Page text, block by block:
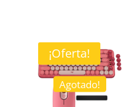
¡Oferta!
Agotado!